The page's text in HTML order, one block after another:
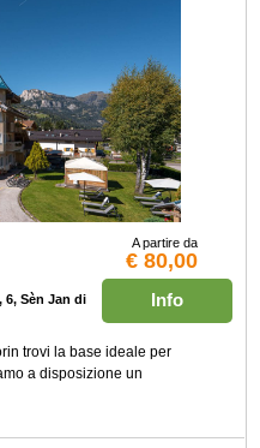
A partire da
€ 80,00
Info
6, Sèn Jan di
trovi la base ideale per
a disposizione un